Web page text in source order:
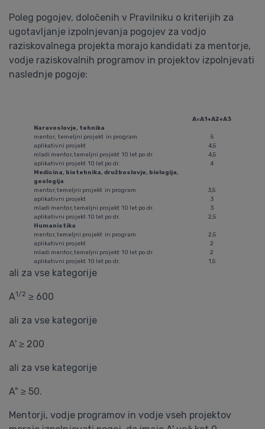
Poleg pogojev, določenih v Pravilniku o kriterijih za
ugotavljanje izpolnjevanja pogojev za vodjo
raziskovalnega projekta morajo kandidati za mentorje,
vodje raziskovalnih programov in projektov izpolnjevati
naslednje pogoje:
A=A1+A2+A3
Naravoslovje, tehnika
mentor, temeljni projekt in program
5
aplikativni projekt
4,5
mladi mentor, temeljni projekt 10 let po dr.
4,5
aplikativni projekt 10 let po dr.
4
Medicina, biotehnika, družboslovje, biologija,
geologija
mentor, temeljni projekt in program
3,5
aplikativni projekt
3
mladi mentor, temeljni projekt 10 let po dr.
3
aplikativni projekt 10 let po dr.
2,5
Humanistika
mentor, temeljni projekt in program
2,5
aplikativni projekt
2
mladi mentor, temeljni projekt 10 let po dr.
2
aplikativni projekt 10 let po dr.
1,5
ali za vse kategorije
A1/2 ≥ 600
ali za vse kategorije
A' ≥ 200
ali za vse kategorije
A" ≥ 50.
Mentorji, vodje programov in vodje vseh projektov